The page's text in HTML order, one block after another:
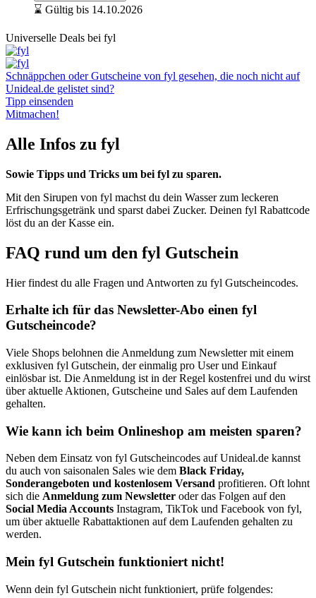
⌛ Gültig bis 14.10.2026
Universelle Deals bei fyl
Schnäppchen oder Gutscheine von fyl gesehen, die noch nicht auf
Unideal.de gelistet sind?
Tipp einsenden
Mitmachen!
Alle Infos zu fyl
Sowie Tipps und Tricks um bei fyl zu sparen.
Mit den Sirupen von fyl machst du dein Wasser zum leckeren
Erfrischungsgetränk und sparst dabei Zucker. Deinen fyl Rabattcode
löst du an der Kasse ein.
FAQ rund um den fyl Gutschein
Hier findest du alle Fragen und Antworten zu fyl Gutscheincodes.
Erhalte ich für das Newsletter-Abo einen fyl
Gutscheincode?
Viele Shops belohnen die Anmeldung zum Newsletter mit einem
exklusiven fyl Gutschein, der einmalig pro User und Einkauf
einlösbar ist. Die Anmeldung ist in der Regel kostenfrei und du wirst
über aktuelle Aktionen, Gutscheine und Sales auf dem Laufenden
gehalten.
Wie kann ich beim Onlineshop am meisten sparen?
Neben dem Einsatz von fyl Gutscheincodes auf Unideal.de kannst
du auch von saisonalen Sales wie dem Black Friday,
Sonderangeboten und kostenlosem Versand profitieren. Oft lohnt
sich die Anmeldung zum Newsletter oder das Folgen auf den
Social Media Accounts Instagram, TikTok und Facebook von fyl,
um über aktuelle Rabattaktionen auf dem Laufenden gehalten zu
werden.
Mein fyl Gutschein funktioniert nicht!
Wenn dein fyl Gutschein nicht funktioniert, prüfe folgendes: